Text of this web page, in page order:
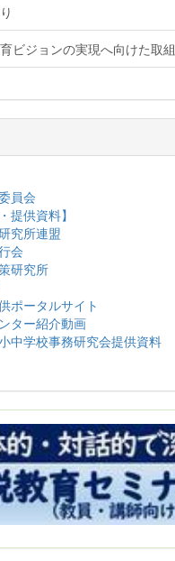
ビジョンの実現へ向けた取組
員会
提供資料】
究所連盟
会
研究所
ポータルサイト
ター紹介動画
中学校事務研究会提供資料